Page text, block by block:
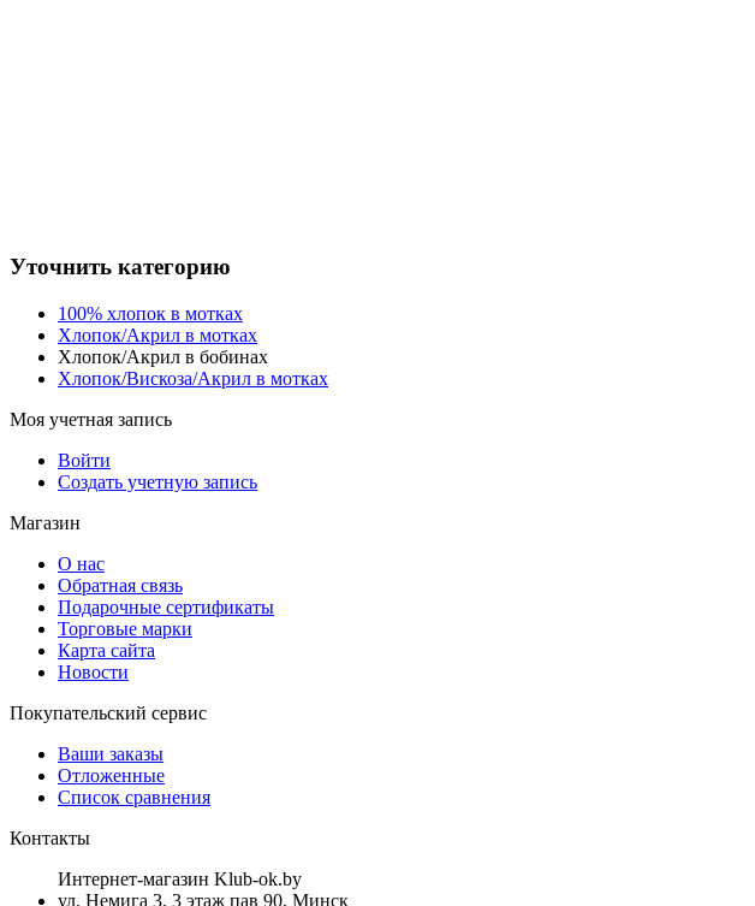
Уточнить категорию
100% хлопок в мотках
Хлопок/Акрил в мотках
Хлопок/Акрил в бобинах
Хлопок/Вискоза/Акрил в мотках
Моя учетная запись
Войти
Создать учетную запись
Магазин
О нас
Обратная связь
Подарочные сертификаты
Торговые марки
Карта сайта
Новости
Покупательский сервис
Ваши заказы
Отложенные
Список сравнения
Контакты
Интернет-магазин Klub-ok.by
ул. Немига 3, 3 этаж пав 90, Минск